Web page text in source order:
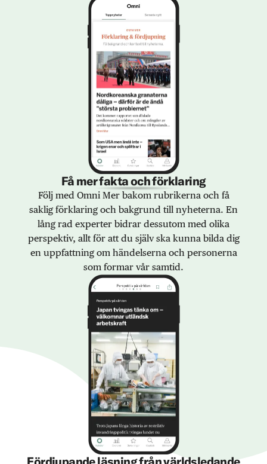
Få mer fakta och förklaring
Följ med Omni Mer bakom rubrikerna och få
saklig förklaring och bakgrund till nyheterna. En
lång rad experter bidrar dessutom med olika
perspektiv, allt för att du själv ska kunna bilda dig
en uppfattning om händelserna och personerna
som formar vår samtid.